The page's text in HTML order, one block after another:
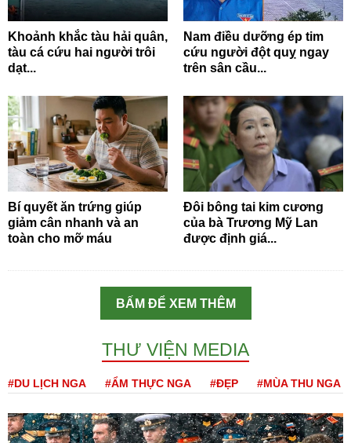
Khoảnh khắc tàu hải quân,
tàu cá cứu hai người trôi
dạt...
Nam điều dưỡng ép tim
cứu người đột quỵ ngay
trên sân cầu...
Bí quyết ăn trứng giúp
giảm cân nhanh và an
toàn cho mỡ máu
Đôi bông tai kim cương
của bà Trương Mỹ Lan
được định giá...
BẤM ĐỂ XEM THÊM
THƯ VIỆN MEDIA
#DU LỊCH NGA #ẨM THỰC NGA #ĐẸP #MÙA THU NGA